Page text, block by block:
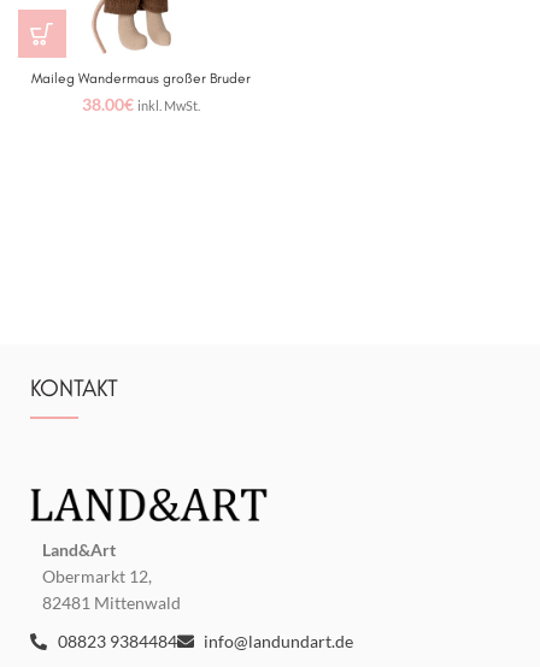
Maileg Wandermaus großer Bruder
38.00€ inkl. MwSt.
KONTAKT
Land&Art
Obermarkt 12,
82481 Mittenwald
08823 9384484
info@landundart.de